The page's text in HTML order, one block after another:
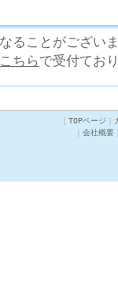
ることがござい
こちらで受付てお
TOPページ
会社概要